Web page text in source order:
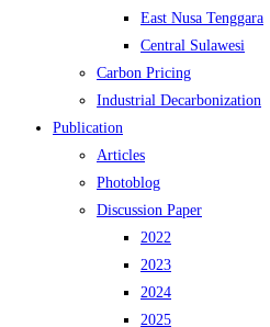
East Nusa Tenggara
Central Sulawesi
Carbon Pricing
Industrial Decarbonization
Publication
Articles
Photoblog
Discussion Paper
2022
2023
2024
2025